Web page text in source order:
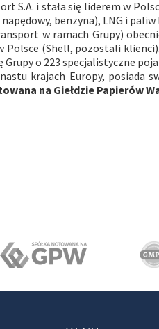
S.A. i stała się liderem w
benzyna), LNG i
w ramach Grupy)
Polsce (Shell, pozostali
o 223 specjalistyczne
krajach Europy, posiada
na Giełdzie Papierów